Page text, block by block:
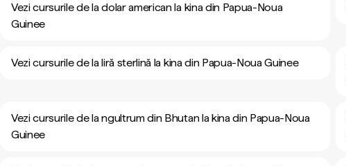
Vezi cursurile de la dolar american la kina din Papua-Noua
Guinee
Vezi cursurile de la liră sterlină la kina din Papua-Noua Guinee
Vezi cursurile de la ngultrum din Bhutan la kina din Papua-Noua
Guinee